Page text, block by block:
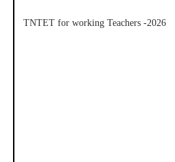
TNTET for working Teachers -2026